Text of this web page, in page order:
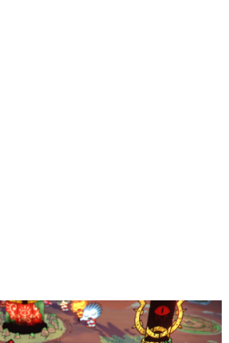
き明かしていく、硬派で骨太な評論連載